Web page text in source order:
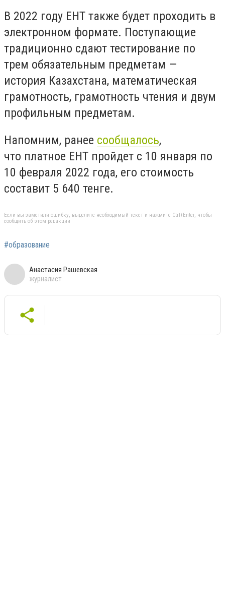
В 2022 году ЕНТ также будет проходить в
электронном формате. Поступающие
традиционно сдают тестирование по
трем обязательным предметам —
история Казахстана, математическая
грамотность, грамотность чтения и двум
профильным предметам.
Напомним, ранее сообщалось,
что платное ЕНТ пройдет с 10 января по
10 февраля 2022 года, его стоимость
составит 5 640 тенге.
Если вы заметили ошибку, выделите необходимый текст и нажмите Ctrl+Enter, чтобы
сообщить об этом редакции
#образование
Анастасия Рашевская
журналист